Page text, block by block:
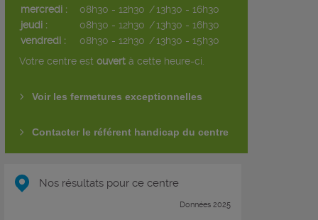
mercredi :
08h30 - 12h30 /13h30 - 16h30
jeudi :
08h30 - 12h30 /13h30 - 16h30
vendredi :
08h30 - 12h30 /13h30 - 15h30
Votre centre est ouvert à cette heure-ci.
Voir les fermetures exceptionnelles
Contacter le référent handicap du centre
Nos résultats pour ce centre
Données 2025